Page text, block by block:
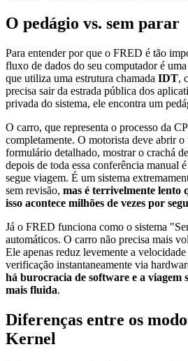
O pedágio vs. sem parar
Para entender por que o FRED é tão
fluxo de dados do seu computador é
que utiliza uma estrutura chamada IDT,
precisa sair da estrada pública dos
privada do sistema, ele encontra um
O carro, que representa o processo da
completamente. O motorista deve abrir
formulário detalhado, mostrar o crachá
depois de toda essa conferência manual
segue viagem. É um sistema
sem revisão, mas é terrivelmente lento
isso acontece milhões de vezes por
Já o FRED funciona como o sistema
automáticos. O carro não precisa mais
Ele apenas reduz levemente a
verificação instantaneamente via
há burocracia de software e a viagem
mais fluida.
Diferenças entre os
Kernel